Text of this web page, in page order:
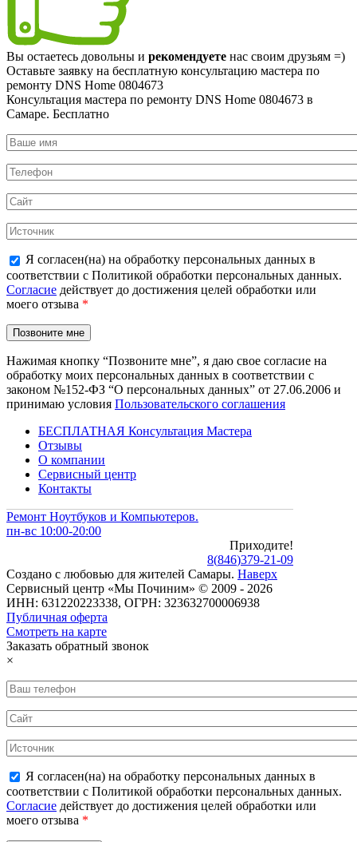
Вы остаетесь довольны и рекомендуете нас своим друзьям =)
Оставьте заявку на бесплатную консультацию мастера по
ремонту DNS Home 0804673
Консультация мастера по ремонту DNS Home 0804673 в
Самаре. Бесплатно
Я согласен(на) на обработку персональных данных в
соответствии с Политикой обработки персональных данных.
Согласие действует до достижения целей обработки или
моего отзыва *
Нажимая кнопку “Позвоните мне”, я даю свое согласие на
обработку моих персональных данных в соответствии с
законом №152-ФЗ “О персональных данных” от 27.06.2006 и
принимаю условия Пользовательского соглашения
БЕСПЛАТНАЯ Консультация Мастера
Отзывы
О компании
Сервисный центр
Контакты
Ремонт Ноутбуков и Компьютеров.
пн-вс 10:00-20:00
Приходите!
8(846)379-21-09
Создано с любовью для жителей Самары. Наверх
Сервисный центр «Мы Починим» © 2009 - 2026
ИНН: 631220223338, ОГРН: 323632700006938
Публичная оферта
Смотреть на карте
Заказать обратный звонок
×
Я согласен(на) на обработку персональных данных в
соответствии с Политикой обработки персональных данных.
Согласие действует до достижения целей обработки или
моего отзыва *